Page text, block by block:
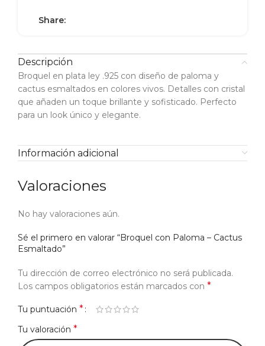
Share:
Descripción
Broquel en plata ley .925 con diseño de paloma y
cactus esmaltados en colores vivos. Detalles con cristal
que añaden un toque brillante y sofisticado. Perfecto
para un look único y elegante.
Información adicional
Valoraciones
No hay valoraciones aún.
Sé el primero en valorar “Broquel con Paloma – Cactus
Esmaltado”
Tu dirección de correo electrónico no será publicada.
Los campos obligatorios están marcados con *
Tu puntuación *
Tu valoración *